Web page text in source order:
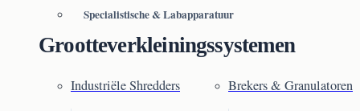
Specialistische & Labapparatuur
Grootteverkleiningssystemen
Industriële Shredders Brekers & Granulatoren